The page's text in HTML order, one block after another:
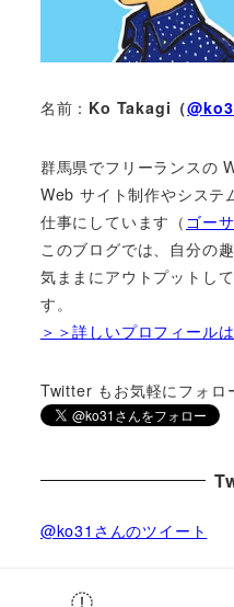
名前： Ko Takagi（
群馬県でフリーランスの
Web サイト制作やシステ
仕事にしています（ ゴー
このブログでは、自分の
気ままにアウトプットし
す。
＞＞詳しいプロフィール
Twitter もお気軽にフォロ
@ko31さんのツイート